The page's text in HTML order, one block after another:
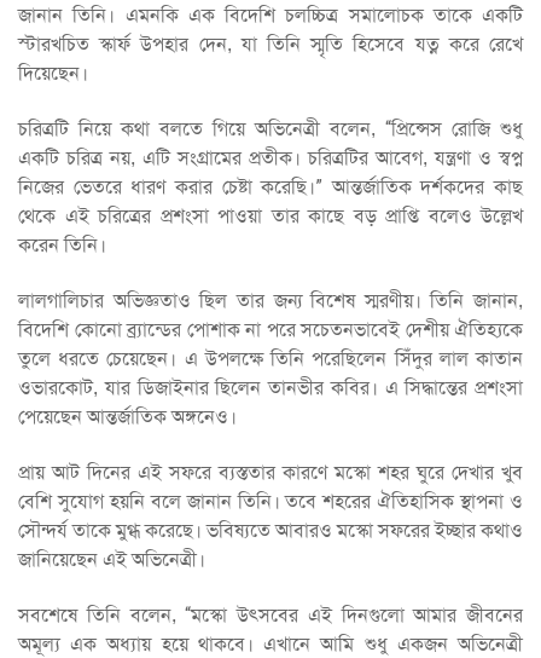
জানান তিনি। এমনকি এক বিদেশি চলচ্চিত্র সমালোচক তাকে একটি
স্টারখচিত স্কার্ফ উপহার দেন, যা তিনি স্মৃতি হিসেবে যত্ন করে রেখে
দিয়েছেন।
চরিত্রটি নিয়ে কথা বলতে গিয়ে অভিনেত্রী বলেন, “প্রিন্সেস রোজি শুধু
একটি চরিত্র নয়, এটি সংগ্রামের প্রতীক। চরিত্রটির আবেগ, যন্ত্রণা ও স্বপ্ন
নিজের ভেতরে ধারণ করার চেষ্টা করেছি।” আন্তর্জাতিক দর্শকদের কাছ
থেকে এই চরিত্রের প্রশংসা পাওয়া তার কাছে বড় প্রাপ্তি বলেও উল্লেখ
করেন তিনি।
লালগালিচার অভিজ্ঞতাও ছিল তার জন্য বিশেষ স্মরণীয়। তিনি জানান,
বিদেশি কোনো ব্র্যান্ডের পোশাক না পরে সচেতনভাবেই দেশীয় ঐতিহ্যকে
তুলে ধরতে চেয়েছেন। এ উপলক্ষে তিনি পরেছিলেন সিঁদুর লাল কাতান
ওভারকোট, যার ডিজাইনার ছিলেন তানভীর কবির। এ সিদ্ধান্তের প্রশংসা
পেয়েছেন আন্তর্জাতিক অঙ্গনেও।
প্রায় আট দিনের এই সফরে ব্যস্ততার কারণে মস্কো শহর ঘুরে দেখার খুব
বেশি সুযোগ হয়নি বলে জানান তিনি। তবে শহরের ঐতিহাসিক স্থাপনা ও
সৌন্দর্য তাকে মুগ্ধ করেছে। ভবিষ্যতে আবারও মস্কো সফরের ইচ্ছার কথাও
জানিয়েছেন এই অভিনেত্রী।
সবশেষে তিনি বলেন, “মস্কো উৎসবের এই দিনগুলো আমার জীবনের
অমূল্য এক অধ্যায় হয়ে থাকবে। এখানে আমি শুধু একজন অভিনেত্রী